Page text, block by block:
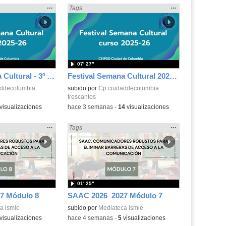
Festival Semana Cultural - 3º Primaria
en:
Mostrar
la
ubicación
de la
búsqueda
…
Festival Semana Cultural 2025-26 - 2º P
Encontrado «Diversidad» en:
Tags
Mostrar
la
ubicación
de la
búsqueda
…
subido por Cp ciudaddecolumbia
trescantos
07′ 27″
-hace 3 semanas- 14visualizaciones
Módulo 8
en:
Mostrar
la
ubicación
de la
búsqueda
…
ismie
SAAC 2026_2027 Módulo 7
Encontrado «Diversidad» en:
Tags
Mostrar
la
ubicación
de la
búsqueda
…
subido por Mediateca ismie
01′ 25″
-hace 4 semanas- 5visualizaciones